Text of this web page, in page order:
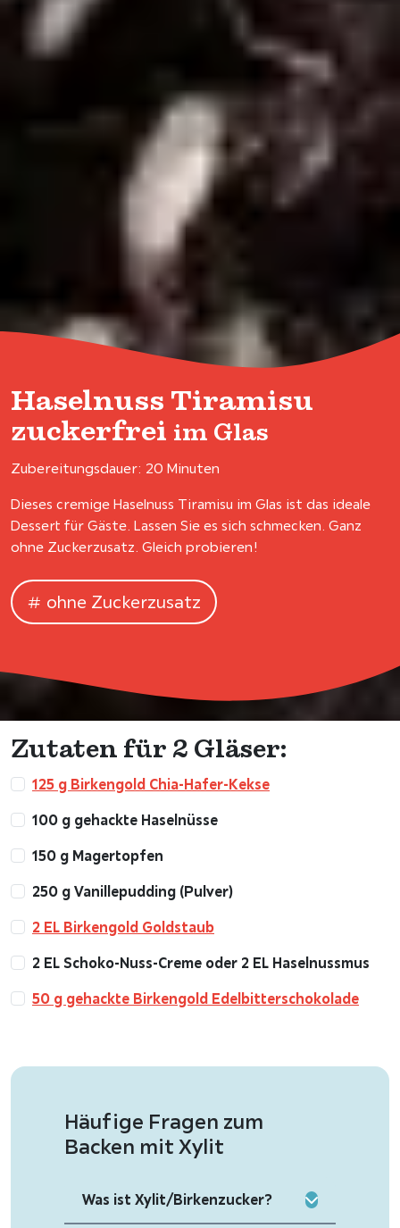
Haselnuss Tiramisu
zuckerfrei im Glas
Zubereitungsdauer: 20 Minuten
Dieses cremige Haselnuss Tiramisu im Glas ist das ideale
Dessert für Gäste. Lassen Sie es sich schmecken. Ganz
ohne Zuckerzusatz. Gleich probieren!
ohne Zuckerzusatz
Zutaten für 2 Gläser:
125 g Birkengold Chia-Hafer-Kekse
100 g gehackte Haselnüsse
150 g Magertopfen
250 g Vanillepudding (Pulver)
2 EL Birkengold Goldstaub
2 EL Schoko-Nuss-Creme oder 2 EL Haselnussmus
50 g gehackte Birkengold Edelbitterschokolade
Häufige Fragen zum
Backen mit Xylit
Was ist Xylit/Birkenzucker?